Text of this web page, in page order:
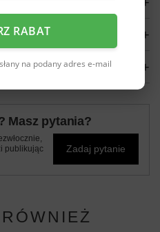
Masz pytania?
publikując
Zadaj pytanie
RABAT
na podany adres e-mail